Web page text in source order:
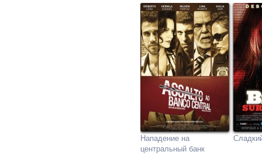
Нападение на
центральный банк